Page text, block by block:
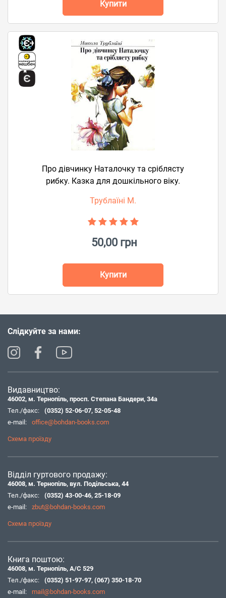
Купити
Про дівчинку Наталочку та сріблясту
рибку. Казка для дошкільного віку.
Трублаїні М.
50,00 грн
Купити
Слідкуйте за нами:
Видавництво:
46002, м. Тернопіль, просп. Степана Бандери, 34а
Тел./факс:
(0352) 52-06-07, 52-05-48
e-mail:
office@bohdan-books.com
Схема проїзду
Відділ гуртового продажу:
46008, м. Тернопіль, вул. Подільська, 44
Тел./факс:
(0352) 43-00-46, 25-18-09
e-mail:
zbut@bohdan-books.com
Схема проїзду
Книга поштою:
46008, м. Тернопіль, А/С 529
Тел./факс:
(0352) 51-97-97, (067) 350-18-70
e-mail:
mail@bohdan-books.com